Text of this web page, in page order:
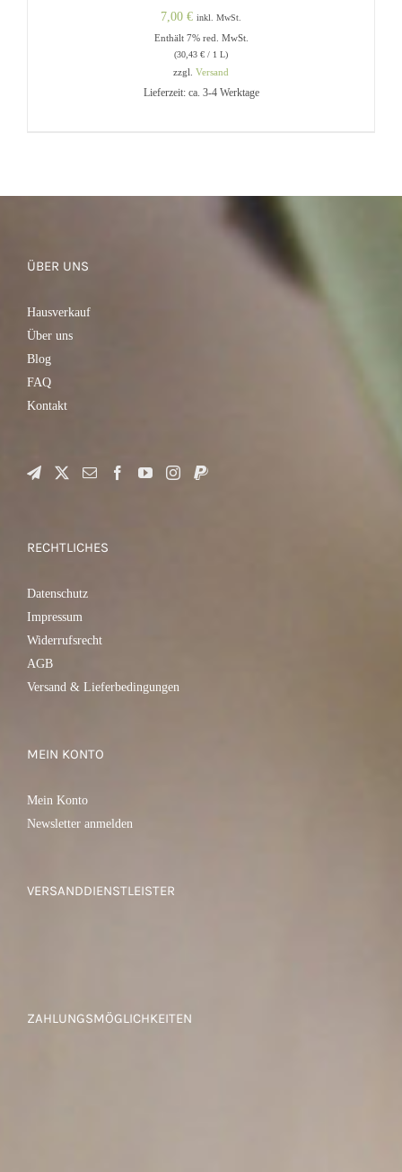
7,00 € inkl. MwSt.
Enthält 7% red. MwSt.
(30,43 € / 1 L)
zzgl. Versand
Lieferzeit: ca. 3-4 Werktage
ÜBER UNS
Hausverkauf
Über uns
Blog
FAQ
Kontakt
RECHTLICHES
Datenschutz
Impressum
Widerrufsrecht
AGB
Versand & Lieferbedingungen
MEIN KONTO
Mein Konto
Newsletter anmelden
VERSANDDIENSTLEISTER
ZAHLUNGSMÖGLICHKEITEN